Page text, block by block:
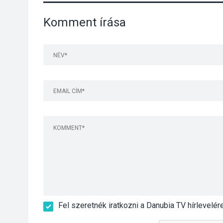
Komment írása
Fel szeretnék iratkozni a Danubia TV